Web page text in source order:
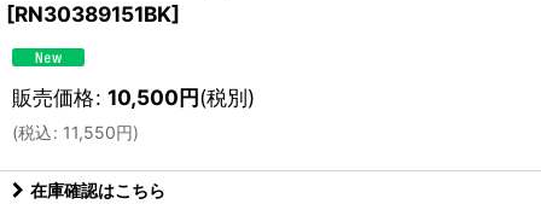
[RN30389151BK]
販売価格: 10,500円(税別)
(税込: 11,550円)
在庫確認はこちら